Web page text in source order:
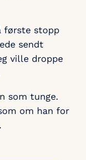
første stopp
sendt
ville droppe
som tunge.
om han for